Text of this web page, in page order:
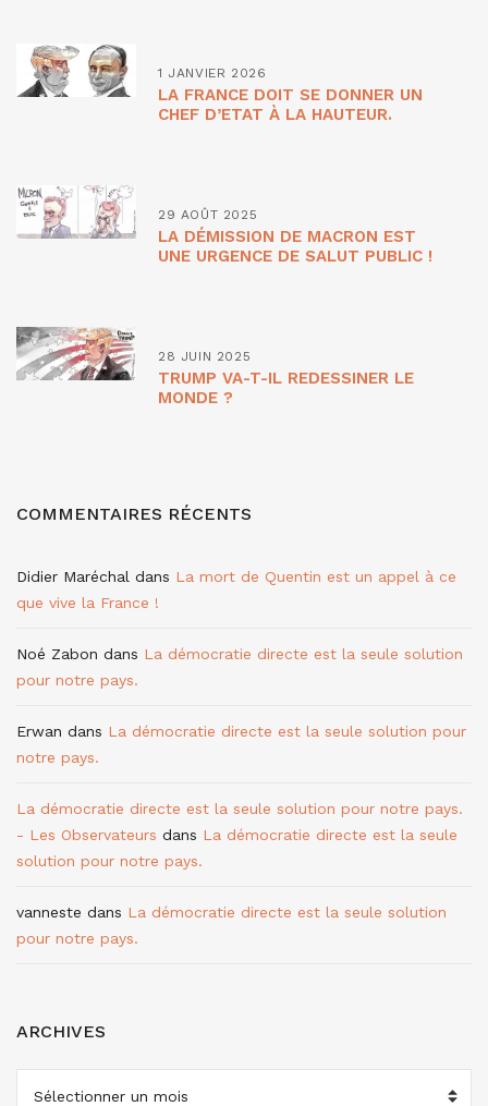
1 JANVIER 2026
LA FRANCE DOIT SE DONNER UN
CHEF D’ETAT À LA HAUTEUR.
29 AOÛT 2025
LA DÉMISSION DE MACRON EST
UNE URGENCE DE SALUT PUBLIC !
28 JUIN 2025
TRUMP VA-T-IL REDESSINER LE
MONDE ?
COMMENTAIRES RÉCENTS
Didier Maréchal dans La mort de Quentin est un appel à ce
que vive la France !
Noé Zabon dans La démocratie directe est la seule solution
pour notre pays.
Erwan dans La démocratie directe est la seule solution pour
notre pays.
La démocratie directe est la seule solution pour notre pays.
- Les Observateurs dans La démocratie directe est la seule
solution pour notre pays.
vanneste dans La démocratie directe est la seule solution
pour notre pays.
ARCHIVES
ARCHIVES